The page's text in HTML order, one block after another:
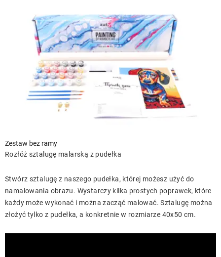
Zestaw bez ramy
Rozłóż sztalugę malarską z pudełka
Stwórz sztalugę z naszego pudełka, której możesz użyć do
namalowania obrazu. Wystarczy kilka prostych poprawek, które
każdy może wykonać i można zacząć malować. Sztalugę można
złożyć tylko z pudełka, a konkretnie w rozmiarze 40x50 cm.